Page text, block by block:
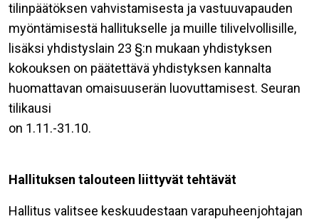
tilinpäätöksen vahvistamisesta ja vastuuvapauden
myöntämisestä hallitukselle ja muille tilivelvollisille,
lisäksi yhdistyslain 23 §:n mukaan yhdistyksen
kokouksen on päätettävä yhdistyksen kannalta
huomattavan omaisuuserän luovuttamisest. Seuran
tilikausi
on 1.11.-31.10.
Hallituksen talouteen liittyvät tehtävät
Hallitus valitsee keskuudestaan varapuheenjohtajan